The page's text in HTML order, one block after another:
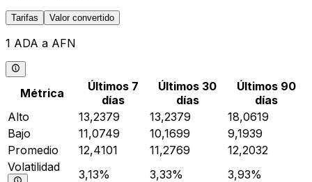
Tarifas Valor convertido
1 ADA a AFN
Métrica
Últimos 7
días
Últimos 30
días
Últimos 90
días
Alto
13,2379 13,2379
18,0619
Bajo
11,0749 10,1699
9,1939
Promedio
12,4101 11,2769
12,2032
Volatilidad
3,13% 3,33% 3,93%